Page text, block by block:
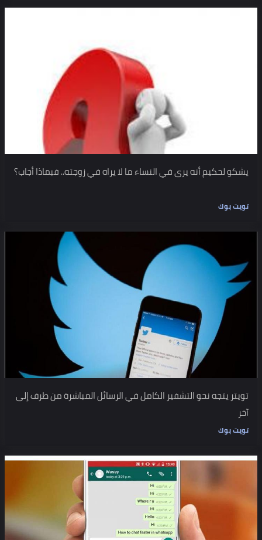
يشكو لحكيم أنه يرى في النساء ما لا يراه في زوجته.. فبماذا أجاب؟
تويت بوك
تويتر يتجه نحو التشفير الكامل في الرسائل المباشرة من طرف إلى
آخر
تويت بوك